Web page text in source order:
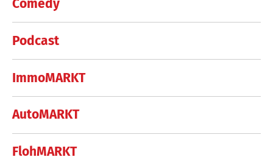
Comedy
Podcast
ImmoMARKT
AutoMARKT
FlohMARKT